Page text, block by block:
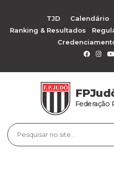
TJD Calendário
Ranking & Resultados
Federação